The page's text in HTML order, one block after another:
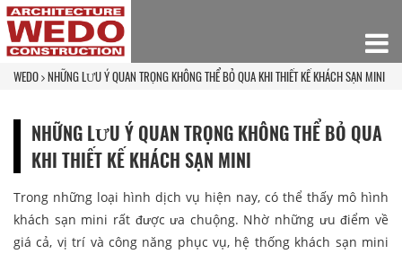
WEDO NHỮNG LƯU Ý QUAN TRỌNG KHÔNG THỂ BỎ QUA KHI THIẾT KẾ KHÁCH SẠN MINI
NHỮNG LƯU Ý QUAN TRỌNG KHÔNG THỂ BỎ QUA
KHI THIẾT KẾ KHÁCH SẠN MINI
Trong những loại hình dịch vụ hiện nay, có thể thấy mô hình
khách sạn mini rất được ưa chuộng. Nhờ những ưu điểm về
giá cả, vị trí và công năng phục vụ, hệ thống khách sạn mini